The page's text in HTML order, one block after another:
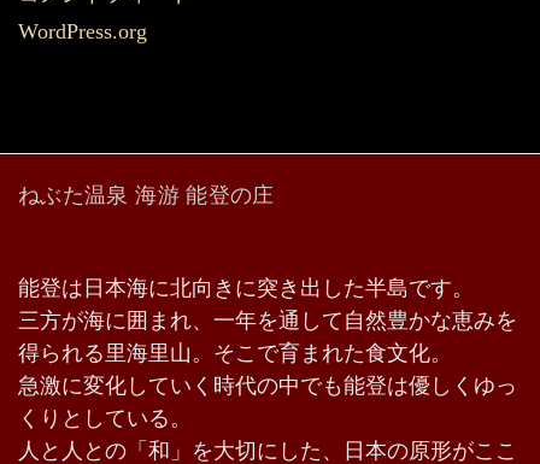
WordPress.org
ねぶた温泉 海游 能登の庄
能登は日本海に北向きに突き出した半島です。
三方が海に囲まれ、一年を通して自然豊かな恵みを
得られる里海里山。そこで育まれた食文化。
急激に変化していく時代の中でも能登は優しくゆっ
くりとしている。
人と人との「和」を大切にした、日本の原形がここ